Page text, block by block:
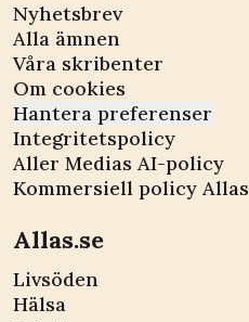
Nyhetsbrev
Alla ämnen
Våra skribenter
Om cookies
Hantera preferenser
Integritetspolicy
Aller Medias AI-policy
Kommersiell policy Allas
Allas.se
Livsöden
Hälsa